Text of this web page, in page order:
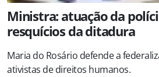
Ministra: atuação da
resquícios da ditadura
Maria do Rosário defende a
ativistas de direitos humanos.